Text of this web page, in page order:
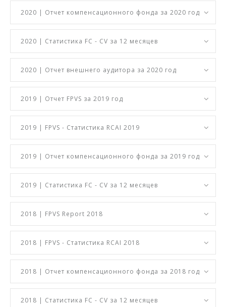
2020 | Отчет компенсационного фонда за 2020 год
2020 | Статистика FC - CV за 12 месяцев
2020 | Отчет внешнего аудитора за 2020 год
2019 | Отчет FPVS за 2019 год
2019 | FPVS - Статистика RCAI 2019
2019 | Отчет компенсационного фонда за 2019 год
2019 | Статистика FC - CV за 12 месяцев
2018 | FPVS Report 2018
2018 | FPVS - Статистика RCAI 2018
2018 | Отчет компенсационного фонда за 2018 год
2018 | Статистика FC - CV за 12 месяцев